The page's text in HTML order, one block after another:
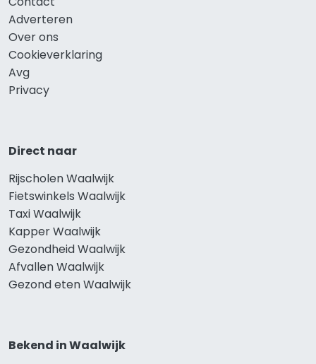
Adverteren
Over ons
Cookieverklaring
Avg
Privacy
Direct naar
Rijscholen Waalwijk
Fietswinkels Waalwijk
Taxi Waalwijk
Kapper Waalwijk
Gezondheid Waalwijk
Afvallen Waalwijk
Gezond eten Waalwijk
Bekend in Waalwijk